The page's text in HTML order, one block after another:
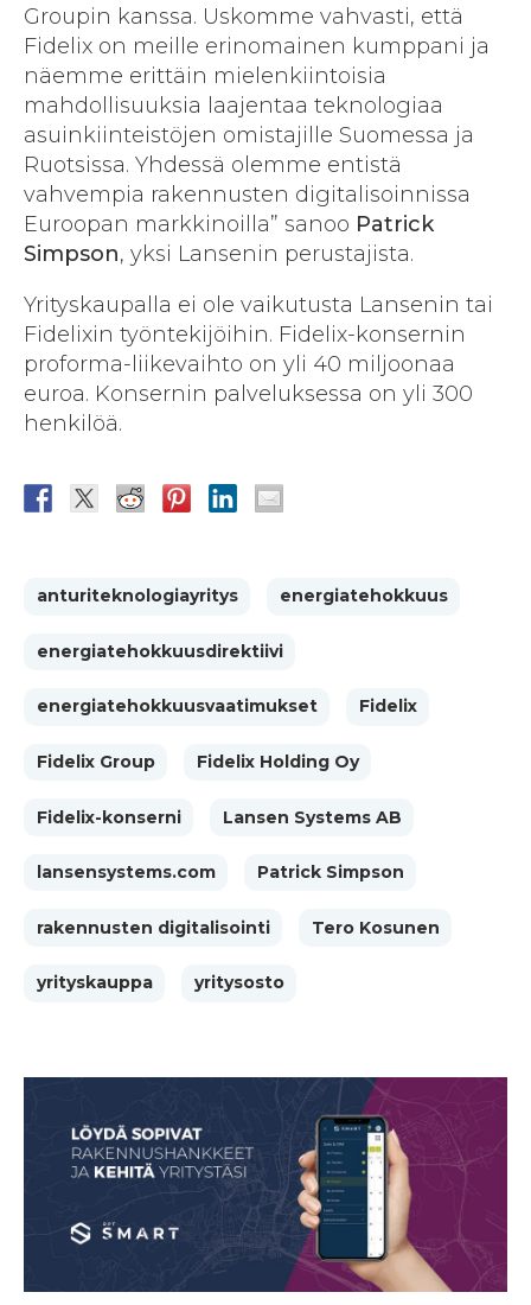
Groupin kanssa. Uskomme vahvasti, että
Fidelix on meille erinomainen kumppani ja
näemme erittäin mielenkiintoisia
mahdollisuuksia laajentaa teknologiaa
asuinkiinteistöjen omistajille Suomessa ja
Ruotsissa. Yhdessä olemme entistä
vahvempia rakennusten digitalisoinnissa
Euroopan markkinoilla” sanoo Patrick
Simpson, yksi Lansenin perustajista.
Yrityskaupalla ei ole vaikutusta Lansenin tai
Fidelixin työntekijöihin. Fidelix-konsernin
proforma-liikevaihto on yli 40 miljoonaa
euroa. Konsernin palveluksessa on yli 300
henkilöä.
anturiteknologiayritys energiatehokkuus
energiatehokkuusdirektiivi
energiatehokkuusvaatimukset Fidelix
Fidelix Group Fidelix Holding Oy
Fidelix-konserni Lansen Systems AB
lansensystems.com Patrick Simpson
rakennusten digitalisointi Tero Kosunen
yrityskauppa yritysosto